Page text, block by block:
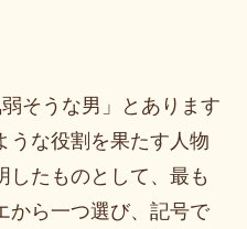
そうな男」とあります
うな役割を果たす人物
したものとして、最も
から一つ選び、記号で